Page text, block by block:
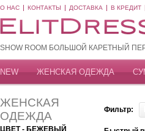
О НАС КОНТАКТЫ ДОСТАВКА В КРЕДИТ
SHOW ROOM БОЛЬШОЙ КАРЕТНЫЙ
NEW ЖЕНСКАЯ ОДЕЖДА
ЖЕНСКАЯ
ОДЕЖДА
ЦВЕТ - БЕЖЕВЫЙ
Фильтр: